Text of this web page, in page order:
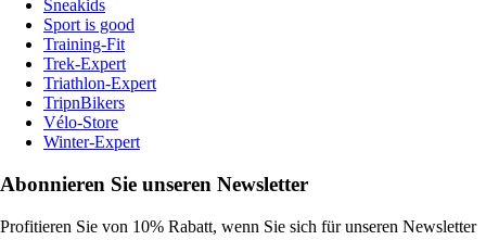
Sneakids
Sport is good
Training-Fit
Trek-Expert
Triathlon-Expert
TripnBikers
Vélo-Store
Winter-Expert
Abonnieren Sie unseren Newsletter
Profitieren Sie von 10% Rabatt, wenn Sie sich für unseren Newsletter